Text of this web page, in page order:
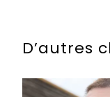
D’autres